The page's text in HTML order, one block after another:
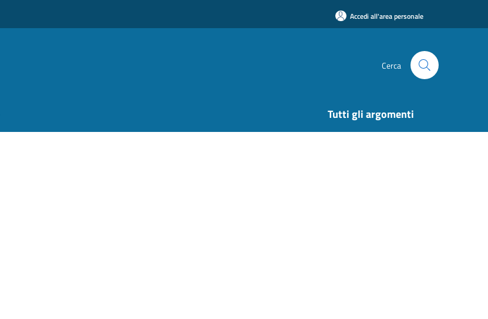
Accedi all'area personale
Cerca
Tutti gli argomenti